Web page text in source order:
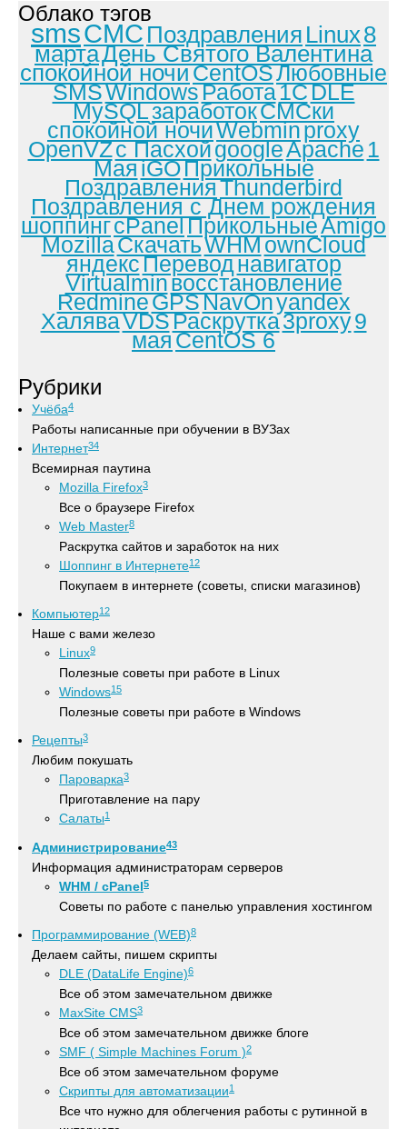
Облако тэгов
smsСМС Поздравления Linux8
мартаДень Святого Валентина
спокойной ночиCentOSЛюбовные
SMSWindowsРабота1СDLE
MySQLзаработокСМСки
спокойной ночиWebminproxy
OpenVZс ПасхойgoogleApache 1
МаяiGOПрикольные
ПоздравленияThunderbird
Поздравления с Днем рождения
шоппингcPanelПрикольныеAmigo
MozillaСкачатьWHMownCloud
яндексПереводнавигатор
Virtualminвосстановление
RedmineGPSNavOnyandex
ХаляваVDSРаскрутка3proxy9
маяCentOS 6
Рубрики
Учёба4
Работы написанные при обучении в ВУЗах
Интернет34
Всемирная паутина
Mozilla Firefox3
Все о браузере Firefox
Web Master8
Раскрутка сайтов и заработок на них
Шоппинг в Интернете12
Покупаем в интернете (советы, списки магазинов)
Компьютер12
Наше с вами железо
Linux9
Полезные советы при работе в Linux
Windows15
Полезные советы при работе в Windows
Рецепты3
Любим покушать
Пароварка3
Приготавление на пару
Салаты1
Администрирование43
Информация администраторам серверов
WHM / cPanel5
Советы по работе с панелью управления хостингом
Программирование (WEB)8
Делаем сайты, пишем скрипты
DLE (DataLife Engine)6
Все об этом замечательном движке
MaxSite CMS3
Все об этом замечательном движке блоге
SMF ( Simple Machines Forum )2
Все об этом замечательном форуме
Скрипты для автоматизации1
Все что нужно для облегчения работы с рутинной в